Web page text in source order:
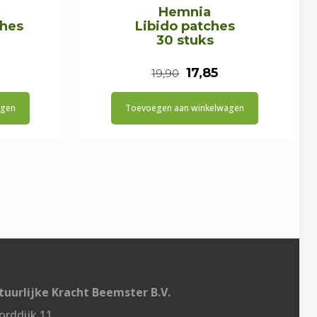
Hemnia
Libido patches
30 stuks
19,90 Oorspronkelijke
prijs
17,85Huidige
prijs
is:
Toevoegen aan winkelwagen
Kracht Beemster B.V.